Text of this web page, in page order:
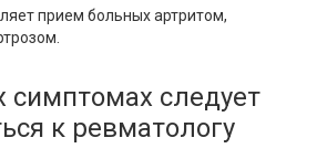
прием больных артритом,
симптомах следует
к ревматологу